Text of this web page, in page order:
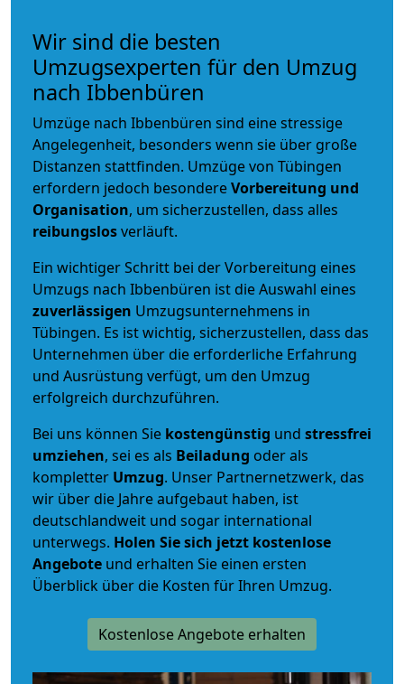
Wir sind die besten
Umzugsexperten für den Umzug
nach Ibbenbüren
Umzüge nach Ibbenbüren sind eine stressige
Angelegenheit, besonders wenn sie über große
Distanzen stattfinden. Umzüge von Tübingen
erfordern jedoch besondereVorbereitung und
Organisation, um sicherzustellen, dass alles
reibungslosverläuft.
Ein wichtiger Schritt bei der Vorbereitung eines
Umzugs nach Ibbenbüren ist die Auswahl eines
zuverlässigen Umzugsunternehmens in
Tübingen. Es ist wichtig, sicherzustellen, dass das
Unternehmen über die erforderliche Erfahrung
und Ausrüstung verfügt, um den Umzug
erfolgreich durchzuführen.
Bei uns können Sie kostengünstig und stressfrei
umziehen, sei es als Beiladung oder als
kompletter Umzug. Unser Partnernetzwerk, das
wir über die Jahre aufgebaut haben, ist
deutschlandweit und sogar international
unterwegs. Holen Sie sich jetzt kostenlose
Angebote und erhalten Sie einen ersten
Überblick über die Kosten für Ihren Umzug.
Kostenlose Angebote erhalten